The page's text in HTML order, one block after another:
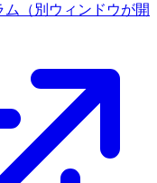
ム
（別ウィンドウが開